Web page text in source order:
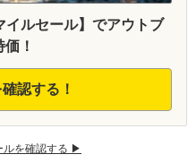
ルセール】でアウトブ
！
認する！
ルを確認する ▶︎